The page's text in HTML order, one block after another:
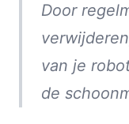
Door
van je
de